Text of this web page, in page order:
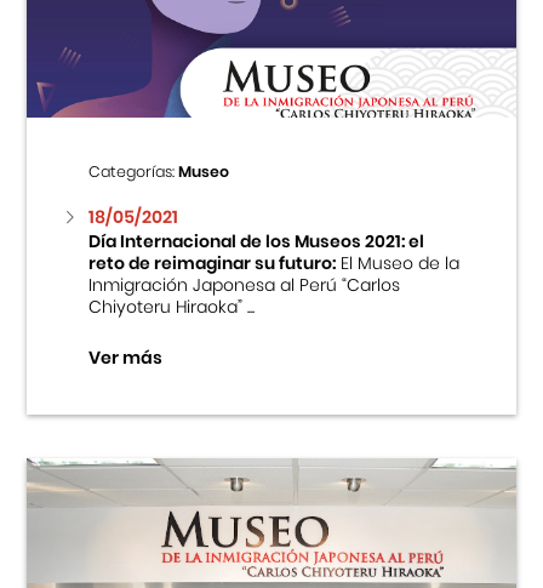
Centro Cultural Peruano Japonés
Cursos
Museo de la Inmigración Japonesa
Fondo Editorial
Teatro Peruano Japonés
Categorías:Museo
18/05/2021
Día Internacional de los Museos 2021: el
reto de reimaginar su futuro:El Museo de la
Inmigración Japonesa al Perú “Carlos
Chiyoteru Hiraoka” ...
Ver más